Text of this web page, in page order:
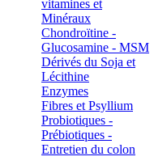
vitamines et
Minéraux
Chondroïtine -
Glucosamine - MSM
Dérivés du Soja et
Lécithine
Enzymes
Fibres et Psyllium
Probiotiques -
Prébiotiques -
Entretien du colon